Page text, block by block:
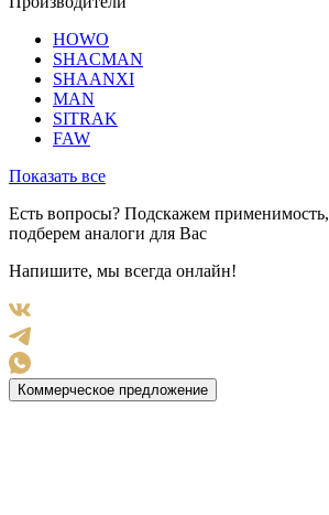
HOWO
SHACMAN
SHAANXI
MAN
SITRAK
FAW
Показать все
Есть вопросы? Подскажем применимость,
подберем аналоги для Вас
Напишите, мы всегда онлайн!
Коммерческое предложение